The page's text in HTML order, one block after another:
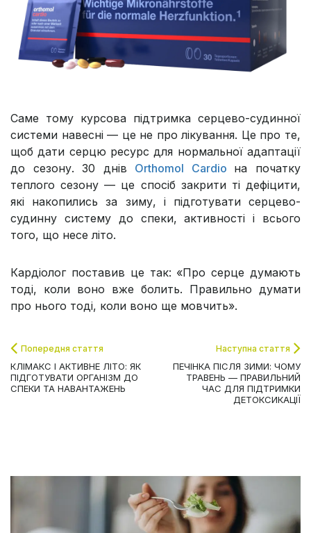
Саме тому курсова підтримка серцево-судинної
системи навесні — це не про лікування. Це про те,
щоб дати серцю ресурс для нормальної адаптації
до сезону. 30 днів Orthomol Cardio на початку
теплого сезону — це спосіб закрити ті дефіцити,
які накопились за зиму, і підготувати серцево-
судинну систему до спеки, активності і всього
того, що несе літо.
Кардіолог поставив це так: «Про серце думають
тоді, коли воно вже болить. Правильно думати
про нього тоді, коли воно ще мовчить».
Попередня стаття
КЛІМАКС І АКТИВНЕ ЛІТО: ЯК
ПІДГОТУВАТИ ОРГАНІЗМ ДО
СПЕКИ ТА НАВАНТАЖЕНЬ
Наступна стаття
ПЕЧІНКА ПІСЛЯ ЗИМИ: ЧОМУ
ТРАВЕНЬ — ПРАВИЛЬНИЙ
ЧАС ДЛЯ ПІДТРИМКИ
ДЕТОКСИКАЦІЇ